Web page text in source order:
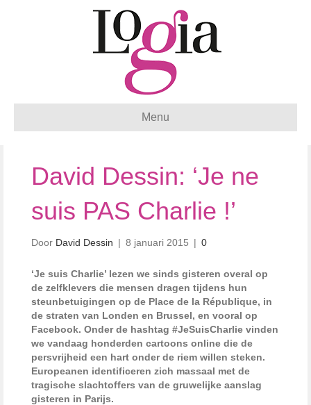
Menu
David Dessin: ‘Je ne
suis PAS Charlie !’
Door David Dessin | 8 januari 2015 | 0
‘Je suis Charlie’ lezen we sinds gisteren overal op
de zelfklevers die mensen dragen tijdens hun
steunbetuigingen op de Place de la République, in
de straten van Londen en Brussel, en vooral op
Facebook. Onder de hashtag #JeSuisCharlie vinden
we vandaag honderden cartoons online die de
persvrijheid een hart onder de riem willen steken.
Europeanen identificeren zich massaal met de
tragische slachtoffers van de gruwelijke aanslag
gisteren in Parijs.